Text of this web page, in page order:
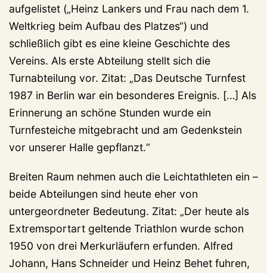
aufgelistet („Heinz Lankers und Frau nach dem 1.
Weltkrieg beim Aufbau des Platzes“) und
schließlich gibt es eine kleine Geschichte des
Vereins. Als erste Abteilung stellt sich die
Turnabteilung vor. Zitat: „Das Deutsche Turnfest
1987 in Berlin war ein besonderes Ereignis. […] Als
Erinnerung an schöne Stunden wurde ein
Turnfesteiche mitgebracht und am Gedenkstein
vor unserer Halle gepflanzt.“
Breiten Raum nehmen auch die Leichtathleten ein –
beide Abteilungen sind heute eher von
untergeordneter Bedeutung. Zitat: „Der heute als
Extremsportart geltende Triathlon wurde schon
1950 von drei Merkurläufern erfunden. Alfred
Johann, Hans Schneider und Heinz Behet fuhren,